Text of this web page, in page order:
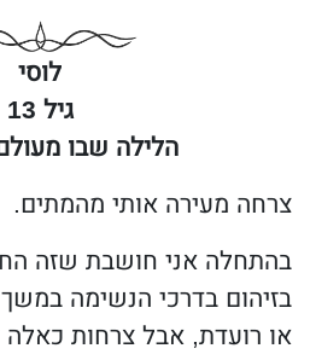
לוסי
גיל 13
הלילה שבו
צרחה מעירה אותי מהמתים.
בהתחלה אני חושבת שזה
בזיהום בדרכי הנשימה
או רועדת, אבל צרחות כאלה